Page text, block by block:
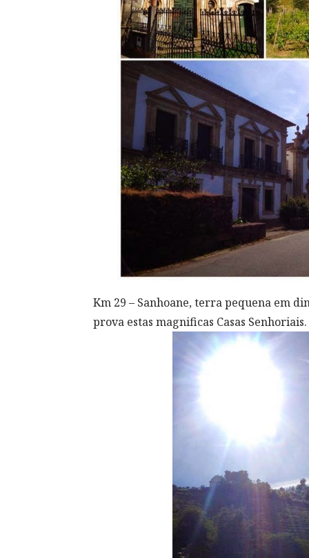
Km 29 – Sanhoane, terra pequena em
prova estas magnificas Casas Senhoriais.